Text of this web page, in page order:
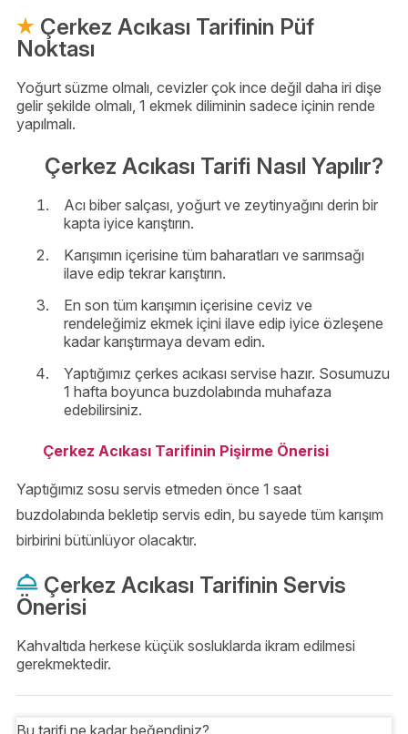
Çerkez Acıkası Tarifinin Püf
Noktası
Yoğurt süzme olmalı, cevizler çok ince değil daha iri dişe
gelir şekilde olmalı, 1 ekmek diliminin sadece içinin rende
yapılmalı.
Çerkez Acıkası Tarifi Nasıl Yapılır?
Acı biber salçası, yoğurt ve zeytinyağını derin bir
kapta iyice karıştırın.
Karışımın içerisine tüm baharatları ve sarımsağı
ilave edip tekrar karıştırın.
En son tüm karışımın içerisine ceviz ve
rendeleğimiz ekmek içini ilave edip iyice özleşene
kadar karıştırmaya devam edin.
Yaptığımız çerkes acıkası servise hazır. Sosumuzu
1 hafta boyunca buzdolabında muhafaza
edebilirsiniz.
Çerkez Acıkası Tarifinin Pişirme Önerisi
Yaptığımız sosu servis etmeden önce 1 saat
buzdolabında bekletip servis edin, bu sayede tüm karışım
birbirini bütünlüyor olacaktır.
Çerkez Acıkası Tarifinin Servis
Önerisi
Kahvaltıda herkese küçük sosluklarda ikram edilmesi
gerekmektedir.
Bu tarifi ne kadar beğendiniz?